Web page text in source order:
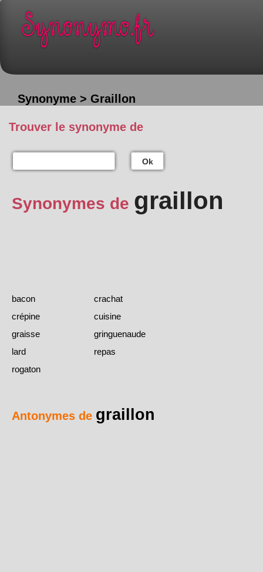
Synonyme > Graillon
Trouver le synonyme de
Ok
Synonymes de graillon
bacon
crachat
crépine
cuisine
graisse
gringuenaude
lard
repas
rogaton
Antonymes de graillon